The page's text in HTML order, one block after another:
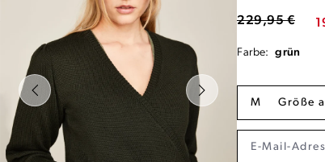
229,95 €
Farbe:
grün
M Größe